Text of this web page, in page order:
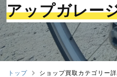
アップガレー
トップ ショップ買取カテゴリー